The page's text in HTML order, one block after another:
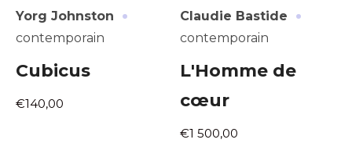
Yorg Johnston ·
contemporain
Cubicus
€140,00
Claudie Bastide ·
contemporain
L'Homme de
cœur
€1 500,00